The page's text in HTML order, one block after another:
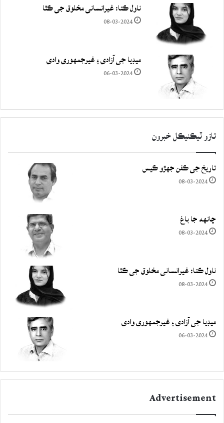
ناول ڪتا: غيرانساني مخلوق جي ڪٿا
08-03-2024
ميڊيا جي آزادي ۽ غيرجمھوري وادي
06-03-2024
تازو ٽيڪنيڪل خبرون
تاريخ جي ڪفن جھڙو ڪيس
08-03-2024
چانهه جا باغ
08-03-2024
ناول ڪتا: غيرانساني مخلوق جي ڪٿا
08-03-2024
ميڊيا جي آزادي ۽ غيرجمھوري وادي
06-03-2024
Advertisement